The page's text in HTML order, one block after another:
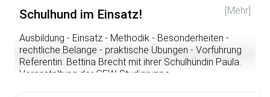
[Mehr]
Schulhund im Einsatz!
Ausbildung - Einsatz - Methodik - Besonderheiten -
rechtliche Belange - praktische Übungen - Vorführung
Referentin: Bettina Brecht mit ihrer Schulhündin Paula.
Veranstaltung der GEW-Studigruppe